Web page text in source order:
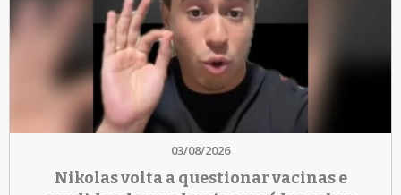
03/08/2026
Nikolas volta a questionar vacinas e